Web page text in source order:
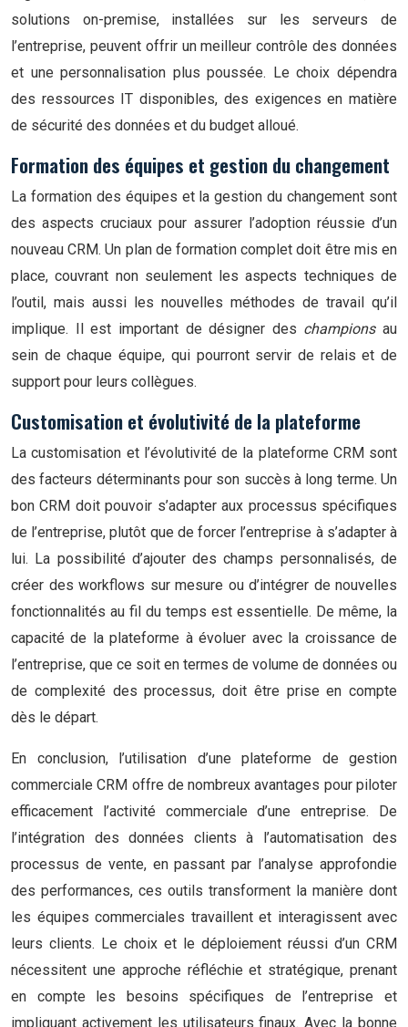
solutions on-premise, installées sur les serveurs de
l’entreprise, peuvent offrir un meilleur contrôle des données
et une personnalisation plus poussée. Le choix dépendra
des ressources IT disponibles, des exigences en matière
de sécurité des données et du budget alloué.
Formation des équipes et gestion du changement
La formation des équipes et la gestion du changement sont
des aspects cruciaux pour assurer l’adoption réussie d’un
nouveau CRM. Un plan de formation complet doit être mis en
place, couvrant non seulement les aspects techniques de
l’outil, mais aussi les nouvelles méthodes de travail qu’il
implique. Il est important de désigner des champions au
sein de chaque équipe, qui pourront servir de relais et de
support pour leurs collègues.
Customisation et évolutivité de la plateforme
La customisation et l’évolutivité de la plateforme CRM sont
des facteurs déterminants pour son succès à long terme. Un
bon CRM doit pouvoir s’adapter aux processus spécifiques
de l’entreprise, plutôt que de forcer l’entreprise à s’adapter à
lui. La possibilité d’ajouter des champs personnalisés, de
créer des workflows sur mesure ou d’intégrer de nouvelles
fonctionnalités au fil du temps est essentielle. De même, la
capacité de la plateforme à évoluer avec la croissance de
l’entreprise, que ce soit en termes de volume de données ou
de complexité des processus, doit être prise en compte
dès le départ.
En conclusion, l’utilisation d’une plateforme de gestion
commerciale CRM offre de nombreux avantages pour piloter
efficacement l’activité commerciale d’une entreprise. De
l’intégration des données clients à l’automatisation des
processus de vente, en passant par l’analyse approfondie
des performances, ces outils transforment la manière dont
les équipes commerciales travaillent et interagissent avec
leurs clients. Le choix et le déploiement réussi d’un CRM
nécessitent une approche réfléchie et stratégique, prenant
en compte les besoins spécifiques de l’entreprise et
impliquant activement les utilisateurs finaux. Avec la bonne